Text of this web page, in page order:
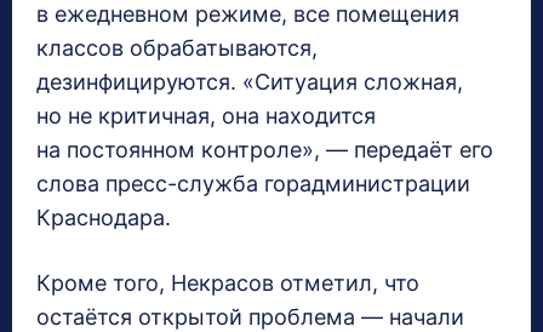
в ежедневном режиме, все помещения
классов обрабатываются,
дезинфицируются. «Ситуация сложная,
но не критичная, она находится
на постоянном контроле», — передаёт его
слова пресс-служба горадминистрации
Краснодара.
Кроме того, Некрасов отметил, что
остаётся открытой проблема — начали